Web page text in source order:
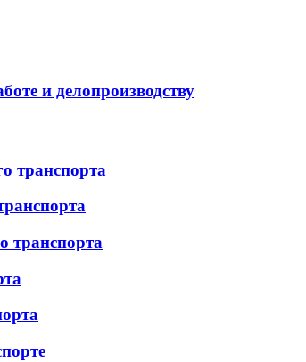
и делопроизводству
транспорта
транспорта